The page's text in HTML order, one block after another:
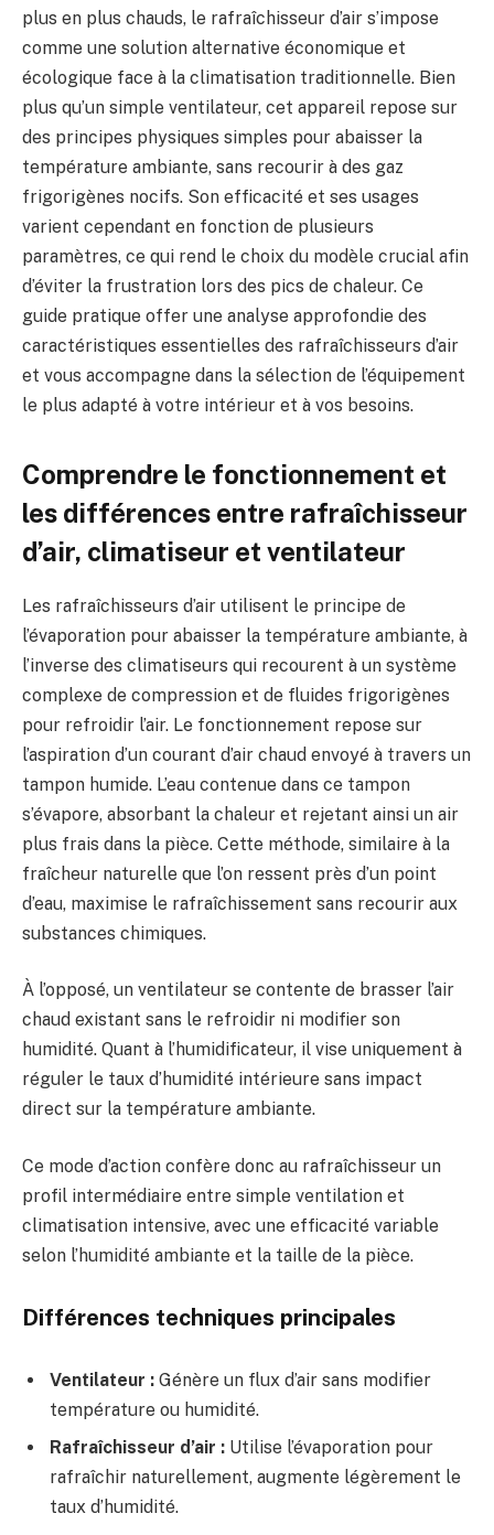
plus en plus chauds, le rafraîchisseur d’air s’impose
comme une solution alternative économique et
écologique face à la climatisation traditionnelle. Bien
plus qu’un simple ventilateur, cet appareil repose sur
des principes physiques simples pour abaisser la
température ambiante, sans recourir à des gaz
frigorigènes nocifs. Son efficacité et ses usages
varient cependant en fonction de plusieurs
paramètres, ce qui rend le choix du modèle crucial afin
d’éviter la frustration lors des pics de chaleur. Ce
guide pratique offer une analyse approfondie des
caractéristiques essentielles des rafraîchisseurs d’air
et vous accompagne dans la sélection de l’équipement
le plus adapté à votre intérieur et à vos besoins.
Comprendre le fonctionnement et
les différences entre rafraîchisseur
d’air, climatiseur et ventilateur
Les rafraîchisseurs d’air utilisent le principe de
l’évaporation pour abaisser la température ambiante, à
l’inverse des climatiseurs qui recourent à un système
complexe de compression et de fluides frigorigènes
pour refroidir l’air. Le fonctionnement repose sur
l’aspiration d’un courant d’air chaud envoyé à travers un
tampon humide. L’eau contenue dans ce tampon
s’évapore, absorbant la chaleur et rejetant ainsi un air
plus frais dans la pièce. Cette méthode, similaire à la
fraîcheur naturelle que l’on ressent près d’un point
d’eau, maximise le rafraîchissement sans recourir aux
substances chimiques.
À l’opposé, un ventilateur se contente de brasser l’air
chaud existant sans le refroidir ni modifier son
humidité. Quant à l’humidificateur, il vise uniquement à
réguler le taux d’humidité intérieure sans impact
direct sur la température ambiante.
Ce mode d’action confère donc au rafraîchisseur un
profil intermédiaire entre simple ventilation et
climatisation intensive, avec une efficacité variable
selon l’humidité ambiante et la taille de la pièce.
Différences techniques principales
Ventilateur : Génère un flux d’air sans modifier
température ou humidité.
Rafraîchisseur d’air : Utilise l’évaporation pour
rafraîchir naturellement, augmente légèrement le
taux d’humidité.